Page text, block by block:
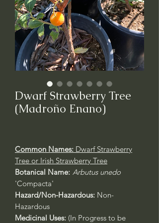
Dwarf Strawberry Tree
(Madroño Enano)
Common Names: Dwarf Strawberry
Tree or Irish Strawberry Tree
Botanical Name: Arbutus unedo
'Compacta'
Hazard/Non-Hazardous: Non-
Hazardous
Medicinal Uses: (In Progress to be